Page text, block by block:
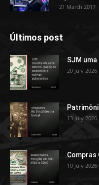
21 March 2017
Últimos post
SJM
20 July 2026
13 July 2026
Compras
10 July 2026